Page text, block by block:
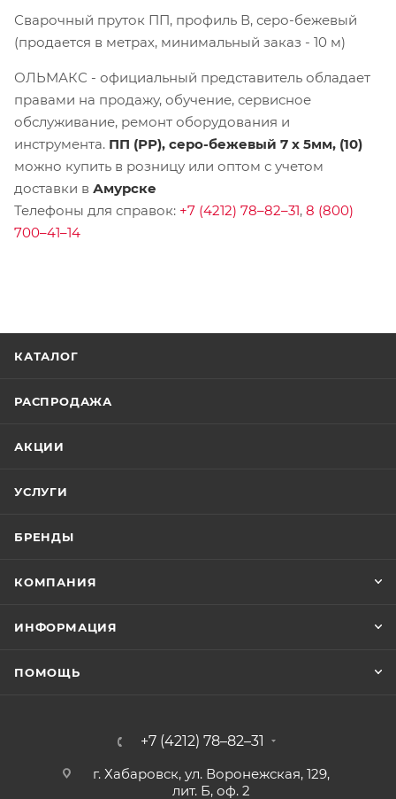
Сварочный пруток ПП, профиль В, серо-бежевый
(продается в метрах, минимальный заказ - 10 м)
ОЛЬМАКС - официальный представитель обладает
правами на продажу, обучение, сервисное
обслуживание, ремонт оборудования и
инструмента. ПП (РР), серо-бежевый 7 х 5мм, (10)
можно купить в розницу или оптом с учетом
доставки в Амурске
Телефоны для справок: +7 (4212) 78–82–31, 8 (800)
700–41–14
КАТАЛОГ
РАСПРОДАЖА
АКЦИИ
УСЛУГИ
БРЕНДЫ
КОМПАНИЯ
ИНФОРМАЦИЯ
ПОМОЩЬ
+7 (4212) 78–82–31
г. Хабаровск, ул. Воронежская, 129,
лит. Б, оф. 2